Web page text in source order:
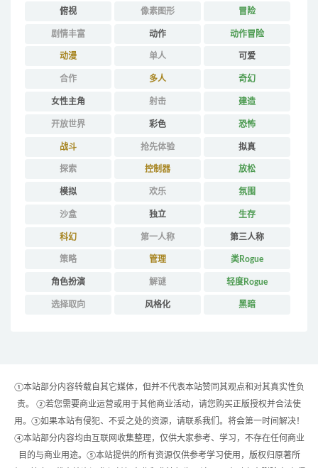
俯视 像素图形 冒险
剧情丰富 动作 动作冒险
动漫 单人 可爱
合作 多人 奇幻
女性主角 射击 建造
开放世界 彩色 恐怖
战斗 抢先体验 拟真
探索 控制器 放松
模拟 欢乐 氛围
沙盒 独立 生存
科幻 第一人称 第三人称
策略 管理 类Rogue
角色扮演 解谜 轻度Rogue
选择取向 风格化 黑暗
①本站部分内容转载自其它媒体，但并不代表本站赞同其观点和对其真实性负
责。 ②若您需要商业运营或用于其他商业活动，请您购买正版授权并合法使
用。③如果本站有侵犯、不妥之处的资源，请联系我们。将会第一时间解决！
④本站部分内容均由互联网收集整理，仅供大家参考、学习，不存在任何商业
目的与商业用途。⑤本站提供的所有资源仅供参考学习使用，版权归原著所